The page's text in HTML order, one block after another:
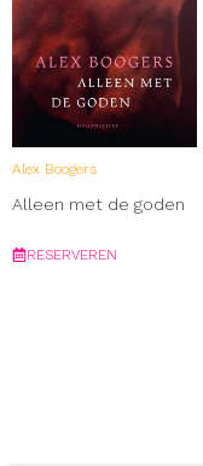
Alex Boogers
Alleen met de goden
RESERVEREN